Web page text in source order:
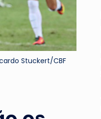
Stuckert/CBF